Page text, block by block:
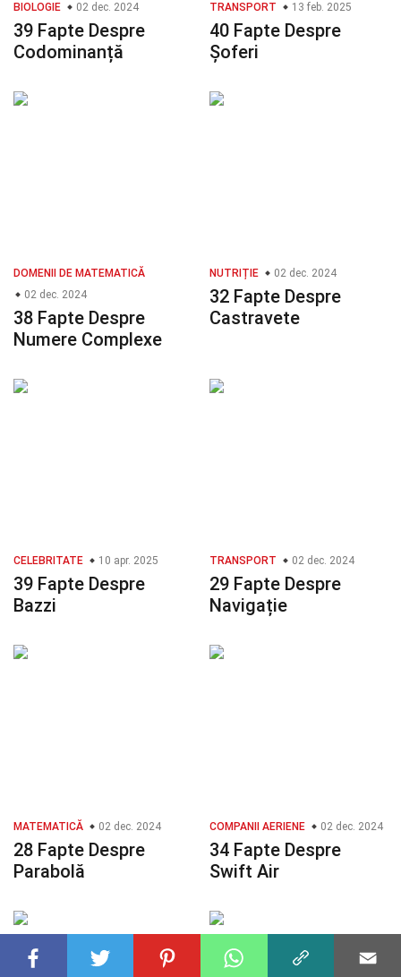
BIOLOGIE 02 dec. 2024
39 Fapte Despre
Codominanță
TRANSPORT 13 feb. 2025
40 Fapte Despre
Șoferi
DOMENII DE MATEMATICĂ
02 dec. 2024
38 Fapte Despre
Numere Complexe
NUTRIȚIE 02 dec. 2024
32 Fapte Despre
Castravete
CELEBRITATE 10 apr. 2025
39 Fapte Despre
Bazzi
TRANSPORT 02 dec. 2024
29 Fapte Despre
Navigație
MATEMATICĂ 02 dec. 2024
28 Fapte Despre
Parabolă
COMPANII AERIENE 02 dec. 2024
34 Fapte Despre
Swift Air